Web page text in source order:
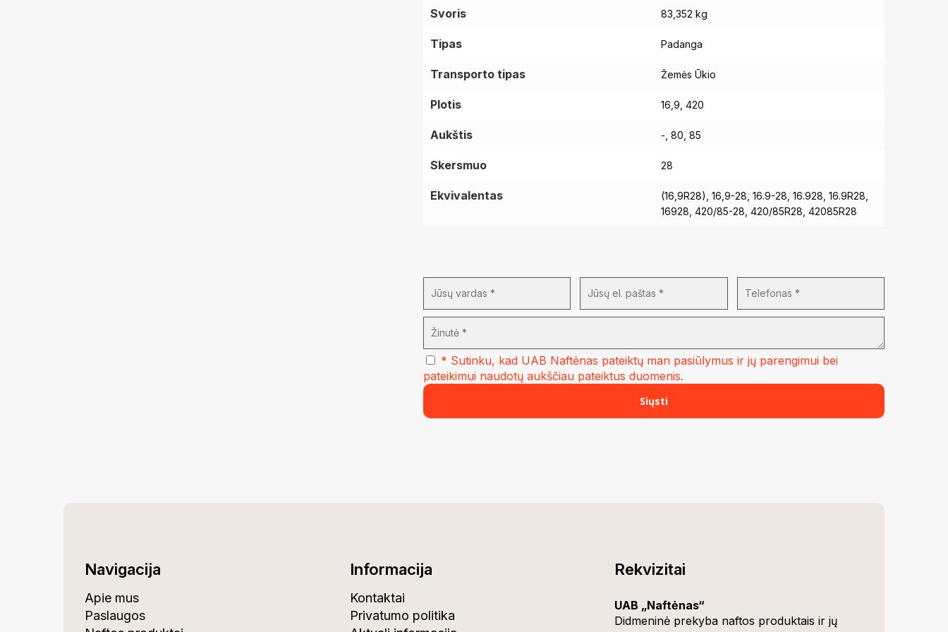
Svoris 83,352 kg
Tipas Padanga
Transporto tipas Žemės Ūkio
Plotis 16,9, 420
Aukštis -, 80, 85
Skersmuo 28
Ekvivalentas
(16,9R28), 16,9-28, 16.9-28, 16.928, 16.9R28,
16928, 420/85-28, 420/85R28, 42085R28
* Sutinku, kad UAB Naftėnas pateiktų man pasiūlymus ir jų parengimui bei
pateikimui naudotų aukščiau pateiktus duomenis.
Navigacija
Apie mus
Paslaugos
Informacija
Kontaktai
Privatumo politika
Rekvizitai
UAB „Naftėnas“
Didmeninė prekyba naftos produktais ir jų